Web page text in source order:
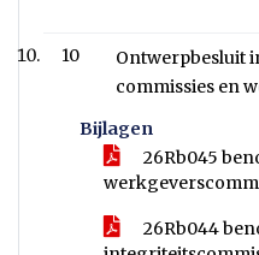
10
Ontwerpbesluit
commissies en
Bijlagen
26Rb045
26Rb044